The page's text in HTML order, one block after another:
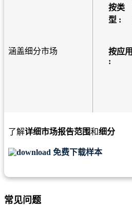
涵盖细分市场
按类
型 :
按应用
:
了解详细市场报告范围和细分
免费下载样本
常见问题